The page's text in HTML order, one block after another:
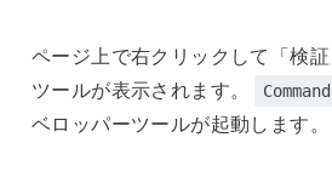
ページ上で右クリックして「検
ツールが表示されます。
Command
ベロッパーツールが起動します。